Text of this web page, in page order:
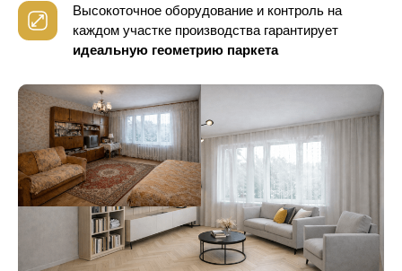
Высокоточное оборудование и контроль на
каждом участке производства гарантирует
идеальную геометрию паркета